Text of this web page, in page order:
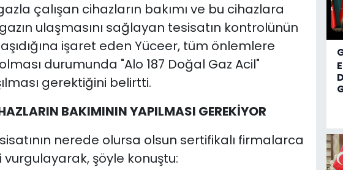
çalışan cihazların bakımı ve bu cihazlara
ulaşmasını sağlayan tesisatın kontrolünün
işaret eden Yüceer, tüm önlemlere
durumunda "Alo 187 Doğal Gaz Acil"
gerektiğini belirtti.
BAKIMININ YAPILMASI GEREKİYOR
nerede olursa olsun sertifikalı firmalarca
vurgulayarak, şöyle konuştu: